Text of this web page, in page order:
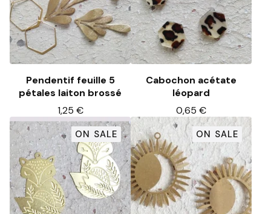
Pendentif feuille 5
pétales laiton brossé
1,25 €
Cabochon acétate
léopard
0,65 €
ON SALE ON SALE